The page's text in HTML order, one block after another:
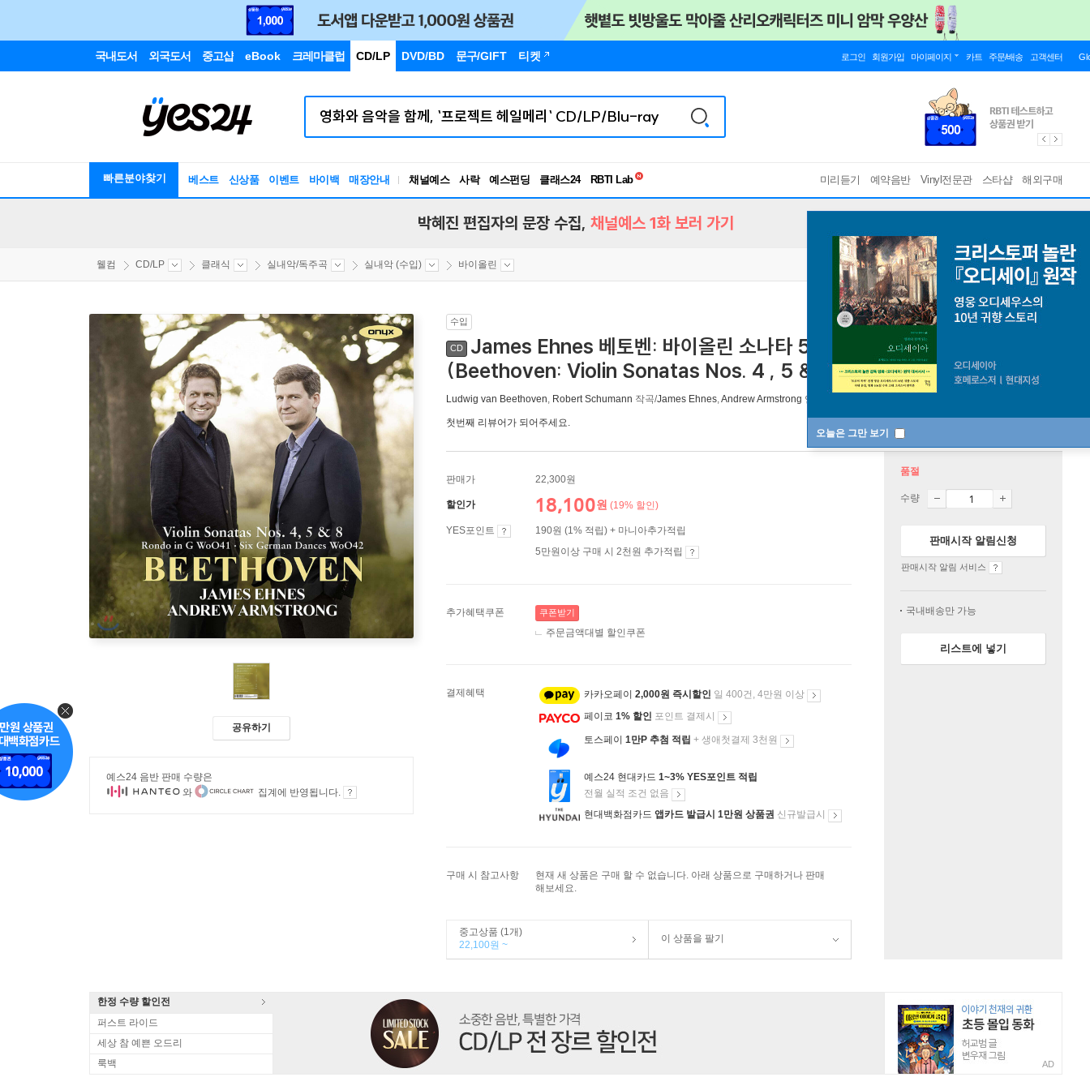
국내도서 외국도서 중고샵 eBook 크레마클럽 CD/LP DVD/BD 문구/GIFT 티켓 로그인 회원가입 마이페이지 카트 주문/배송 고객센터
빠른분야찾기 베스트 신상품 이벤트 바이백 매장안내 채널예스 사락 예스펀딩 클래스24
RBTI Lab
독서유형검사
미리듣기 예약음반 Vinyl전문관 스타샵 해외구매
오늘은 그만 보기
박혜진 편집자의 문장 수집, 채널예스 1화 보러 가기
웰컴 CD/LP 클래식 실내악/독주곡 실내악 (수입) 바이올린
공유하기
예스24 음반 판매 수량은
와
집계에 반영됩니다.
수입
CD
James Ehnes 베토벤: 바이올린 소나타 5번 '봄', 4번, 8번
(Beethoven: Violin Sonatas Nos. 4 , 5 & 8)
Ludwig van Beethoven, Robert Schumann 작곡/James Ehnes,Andrew Armstrong 연주
첫번째 리뷰어가 되어주세요.
판매가 22,300원
할인가 18,100원 (19% 할인)
YES포인트
190원 (1% 적립) + 마니아추가적립
5만원이상 구매 시 2천원 추가적립
추가혜택쿠폰 쿠폰받기
주문금액대별 할인쿠폰
결제혜택 카카오페이 2,000원 즉시할인 일 400건, 4만원 이상
페이코 1% 할인 포인트 결제시
토스페이 1만P 추첨 적립 + 생애첫결제 3천원
예스24 현대카드 1~3% YES포인트 적립
전월 실적 조건 없음
현대백화점카드 앱카드 발급시 1만원 상품권 신규발급시
구매 시 참고사항
현재 새 상품은 구매 할 수 없습니다. 아래 상품으로 구매하거나 판매
해보세요.
중고상품 (1개)
22,100원 ~
이 상품을 팔기
품절
수량
판매시작 알림신청
판매시작 알림 서비스
국내배송만 가능
리스트에 넣기
한정 수량 할인전
퍼스트 라이드
세상 참 예쁜 오드리
룩백
AD